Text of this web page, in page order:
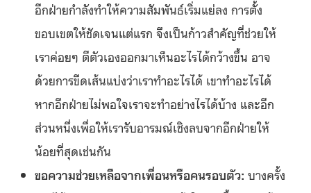
อีกฝ่ายกำลังทำให้ความสัมพันธ์เริ่มแย่ลง การตั้ง
ขอบเขตให้ชัดเจนแต่แรก จึงเป็นก้าวสำคัญที่ช่วยให้
เราค่อยๆ ตีตัวเองออกมาเห็นอะไรได้กว้างขึ้น อาจ
ด้วยการขีดเส้นแบ่งว่าเราทำอะไรได้ เขาทำอะไรได้
หากอีกฝ่ายไม่พอใจเราจะทำอย่างไรได้บ้าง และอีก
ส่วนหนึ่งเพื่อให้เรารับอารมณ์เชิงลบจากอีกฝ่ายให้
น้อยที่สุดเช่นกัน
ขอความช่วยเหลือจากเพื่อนหรือคนรอบตัว: บางครั้ง